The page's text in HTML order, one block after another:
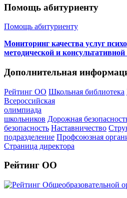
Помощь абитуриенту
Помощь абитуриенту
Мониторинг качества услуг
методической и
Дополнительная
Рейтинг ОО Школьная библиотека
Всероссийская
олимпиада
школьников Дорожная
безопасность Наставничество
подразделение Профсоюзная
Страница директора
Рейтинг ОО